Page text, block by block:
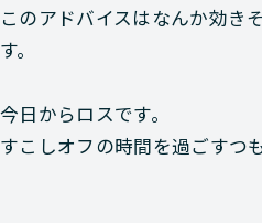
このアドバイスはなんか効き
す。
今日からロスです。
すこしオフの時間を過ごすつ